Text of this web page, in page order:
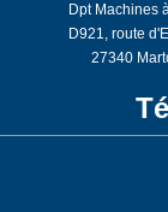
Dpt Machines
D921, route
27340